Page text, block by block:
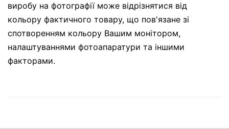
виробу на фотографії може відрізнятися від
кольору фактичного товару, що пов'язане зі
спотворенням кольору Вашим монітором,
налаштуваннями фотоапаратури та іншими
факторами.